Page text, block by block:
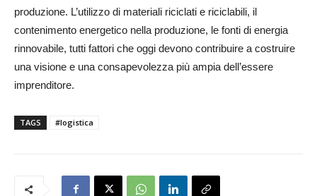
produzione. L’utilizzo di materiali riciclati e riciclabili, il
contenimento energetico nella produzione, le fonti di energia
rinnovabile, tutti fattori che oggi devono contribuire a costruire
una visione e una consapevolezza più ampia dell’essere
imprenditore.
TAGS #logistica